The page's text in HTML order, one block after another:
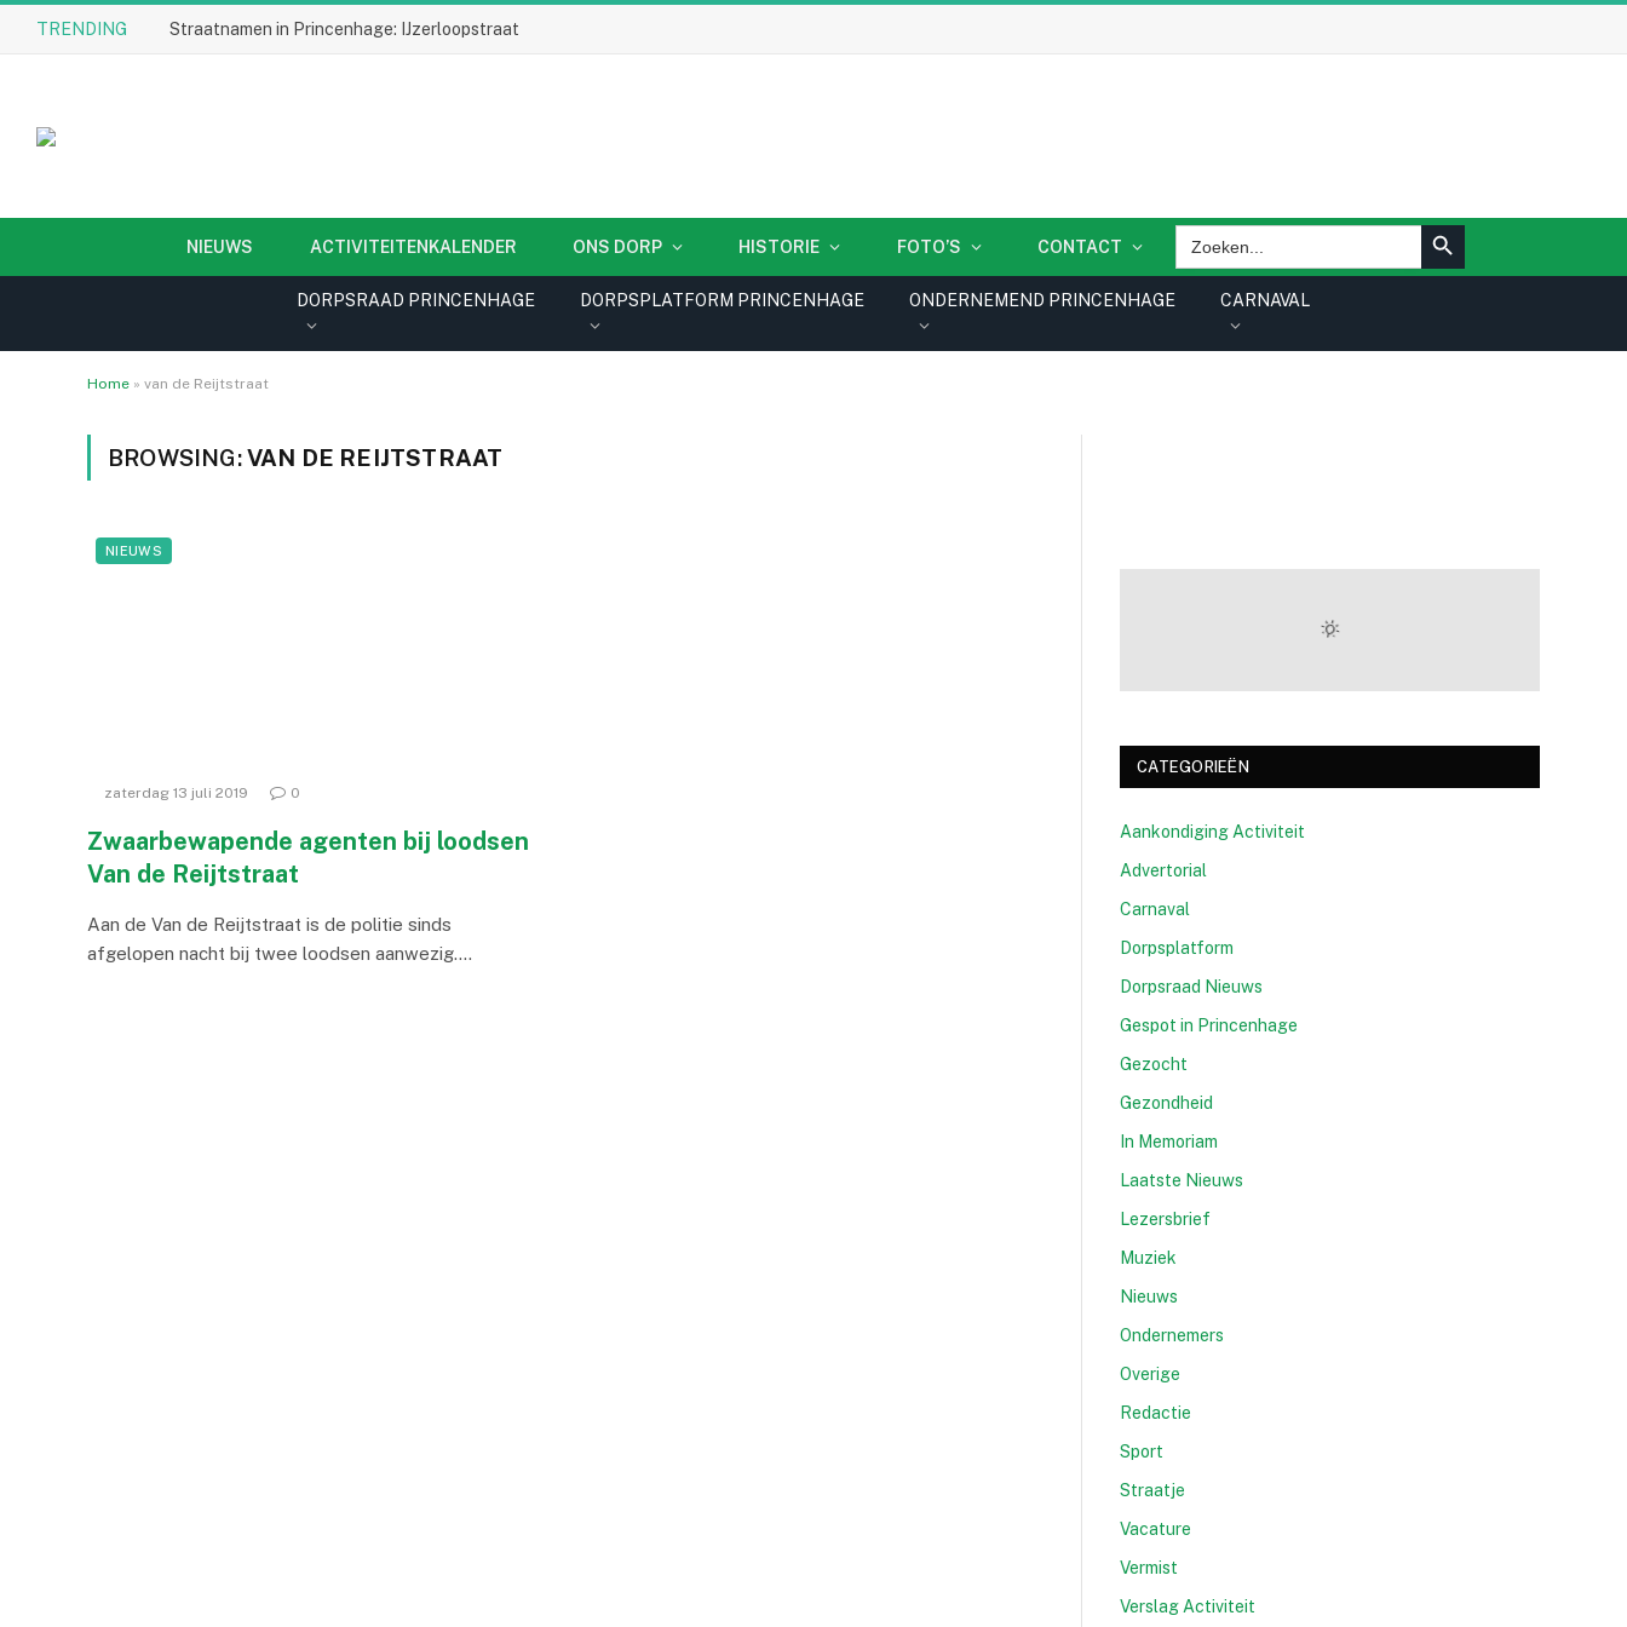
TRENDING Straatnamen in Princenhage: IJzerloopstraat
NIEUWS ACTIVITEITENKALENDER ONS DORP HISTORIE FOTO’S CONTACT
Zoek
naar:
ZOEKKNOP
DORPSRAAD PRINCENHAGE DORPSPLATFORM PRINCENHAGE ONDERNEMEND PRINCENHAGE CARNAVAL
Home » van de Reijtstraat
BROWSING:VAN DE REIJTSTRAAT
NIEUWS
zaterdag 13 juli 2019 0
Zwaarbewapende agenten bij loodsen
Van de Reijtstraat
Aan de Van de Reijtstraat is de politie sinds
afgelopen nacht bij twee loodsen aanwezig.…
CATEGORIEËN
Aankondiging Activiteit
Advertorial
Carnaval
Dorpsplatform
Dorpsraad Nieuws
Gespot in Princenhage
Gezocht
Gezondheid
In Memoriam
Laatste Nieuws
Lezersbrief
Muziek
Nieuws
Ondernemers
Overige
Redactie
Sport
Straatje
Vacature
Vermist
Verslag Activiteit